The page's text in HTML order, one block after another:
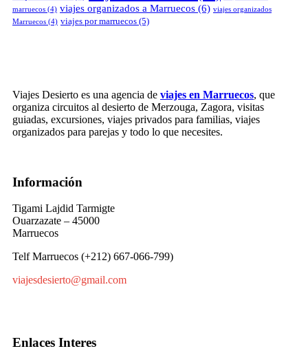
marruecos (4) viajes organizados a Marruecos (6) viajes organizados
Marruecos (4) viajes por marruecos (5)
Viajes Desierto es una agencia de viajes en Marruecos, que
organiza circuitos al desierto de Merzouga, Zagora, visitas
guiadas, excursiones, viajes privados para familias, viajes
organizados para parejas y todo lo que necesites.
Información
Tigami Lajdid Tarmigte
Ouarzazate – 45000
Marruecos
Telf Marruecos (+212) 667-066-799)
viajesdesierto@gmail.com
Enlaces Interes